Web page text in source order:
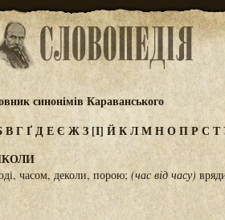
синонімів Караванського
ВГҐДЕЄ ЖЗ[І] ЙКЛМНОПРС Т
часом, деколи, порою; (час від часу)